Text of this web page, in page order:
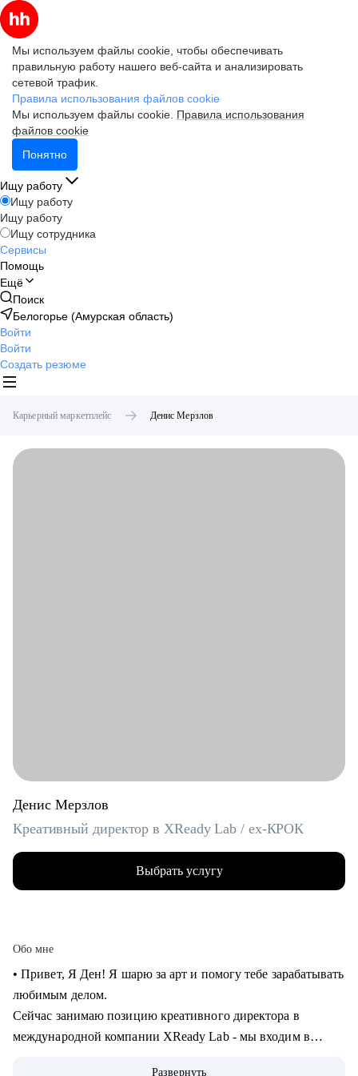
Мы используем файлы cookie, чтобы обеспечивать
правильную работу нашего веб-сайта и анализировать
сетевой трафик.
Правила использования файлов cookie
Мы используем файлы cookie. Правила использования
файлов cookie
Понятно
Ищу работу
Ищу работу
Ищу работу
Ищу сотрудника
Сервисы
Помощь
Ещё
Поиск
Белогорье (Амурская область)
Войти
Войти
Создать резюме
Карьерный маркетплейс Денис Мерзлов
Денис Мерзлов
Креативный директор в XReady Lab / ex-КРОК
Выбрать услугу
Обо мне
• Привет, Я Ден! Я шарю за арт и помогу тебе зарабатывать
любимым делом.
Сейчас занимаю позицию креативного директора в
международной компании XReady Lab - мы входим в
Развернуть